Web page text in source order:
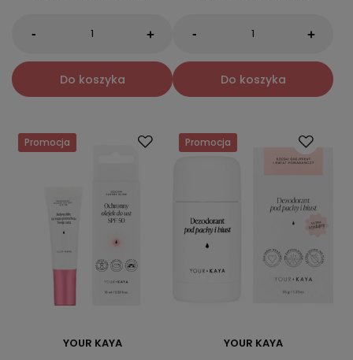
- +
Do koszyka
- +
Do koszyka
Promocja
YOUR KAYA
Promocja
YOUR KAYA